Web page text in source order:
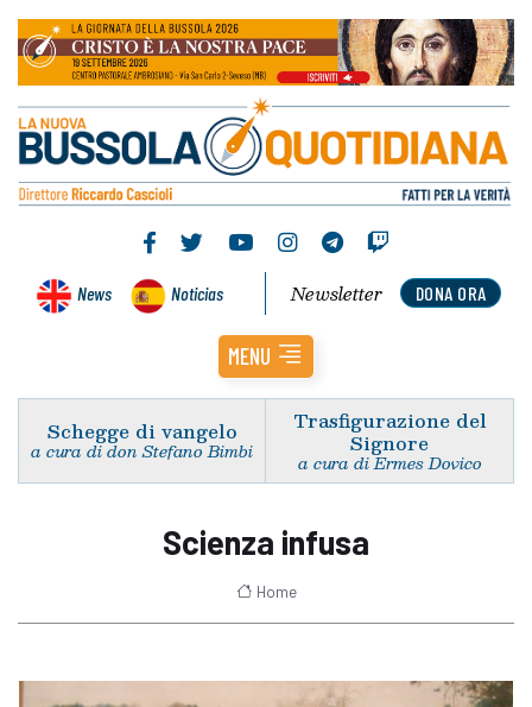
News Noticias DONA ORA
Newsletter
MENU
Schegge di vangelo
a cura di don Stefano Bimbi
Trasfigurazione del
Signore
a cura di Ermes Dovico
Scienza infusa
Home